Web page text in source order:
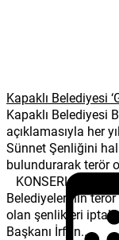
Kapaklı Belediyesi
Kapaklı Belediyesi
açıklamasıyla her
Sünnet Şenliğini
bulundurarak terör
KONSERLER
Belediyelerinin
olan şenlikleri iptal
Başkanı İrfan...